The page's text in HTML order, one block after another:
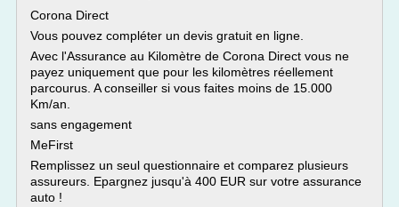
Corona Direct
Vous pouvez compléter un devis gratuit en ligne.
Avec l'Assurance au Kilomètre de Corona Direct vous ne
payez uniquement que pour les kilomètres réellement
parcourus. A conseiller si vous faites moins de 15.000
Km/an.
sans engagement
MeFirst
Remplissez un seul questionnaire et comparez plusieurs
assureurs. Epargnez jusqu'à 400 EUR sur votre assurance
auto !